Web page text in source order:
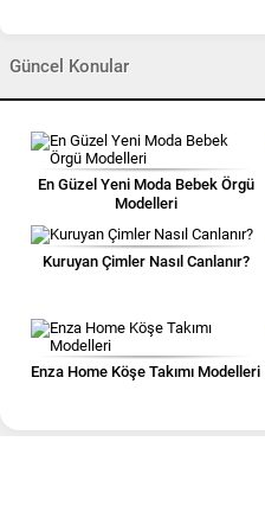
Güncel Konular
En Güzel Yeni Moda Bebek Örgü
Modelleri
Kuruyan Çimler Nasıl Canlanır?
Enza Home Köşe Takımı Modelleri